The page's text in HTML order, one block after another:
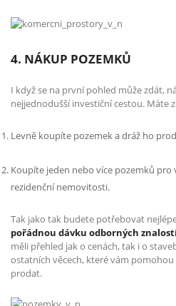
4. NÁKUP POZEMKŮ
I když se na první pohled může zdát,
nejjednodušší investiční cestou. Máte
Levně koupíte pozemek a dráž ho
Koupíte jeden nebo více pozemků
rezidenční nemovitosti.
Tak jako tak budete potřebovat
pořádnou dávku odborných
měli přehled jak o cenách, tak i o
ostatních věcech, které vám
prodat.